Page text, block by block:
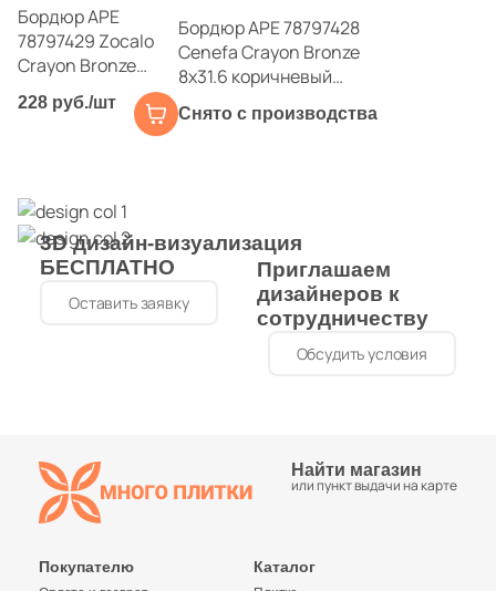
Gracia Ceramica (
Gravita ( 48)
Gres De Aragon (6)
)
Halcon ( 2)
Harmony (40)
Heralgi (16)
Imola Ceramica (
Inter Gres (
Italgraniti (
89
Бордюр APE
78797429 Zocalo
Crayon Bronze
12x31.6 коричневый
матовый орнамент
228 руб./шт
Бордюр APE 78797428
Cenefa Crayon Bronze
8x31.6 коричневый
матовый орнамент /
металл
Снято с производства
3D дизайн-визуализация
БЕСПЛАТНО
Оставить заявку
Приглашаем
дизайнеров к
сотрудничеству
Обсудить условия
Найти магазин
или пункт выдачи на карте
Покупателю Каталог